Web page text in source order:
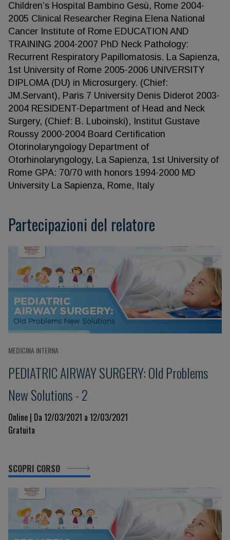
Children’s Hospital Bambino Gesù, Rome 2004-
2005 Clinical Researcher Regina Elena National
Cancer Institute of Rome EDUCATION AND
TRAINING 2004-2007 PhD Neck Pathology:
Recurrent Respiratory Papillomatosis. La Sapienza,
1st University of Rome 2005-2006 UNIVERSITY
DIPLOMA (DU) in Microsurgery. (Chief:
JM.Servant), Paris 7 University Denis Diderot 2003-
2004 RESIDENT-Department of Head and Neck
Surgery, (Chief: B. Luboinski), Institut Gustave
Roussy 2000-2004 Board Certification
Otorinolaryngology Department of
Otorhinolaryngology, La Sapienza, 1st University of
Rome GPA: 70/70 with honors 1994-2000 MD
University La Sapienza, Rome, Italy
Partecipazioni del relatore
MEDICINA INTERNA
PEDIATRIC AIRWAY SURGERY: Old Problems
New Solutions - 2
Online | Da 12/03/2021 a 12/03/2021
Gratuita
SCOPRI CORSO